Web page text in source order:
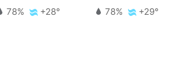
78% +28° 78% +29°